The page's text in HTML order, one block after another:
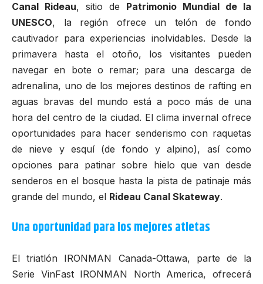
Canal Rideau, sitio de Patrimonio Mundial de la
UNESCO, la región ofrece un telón de fondo
cautivador para experiencias inolvidables. Desde la
primavera hasta el otoño, los visitantes pueden
navegar en bote o remar; para una descarga de
adrenalina, uno de los mejores destinos de rafting en
aguas bravas del mundo está a poco más de una
hora del centro de la ciudad. El clima invernal ofrece
oportunidades para hacer senderismo con raquetas
de nieve y esquí (de fondo y alpino), así como
opciones para patinar sobre hielo que van desde
senderos en el bosque hasta la pista de patinaje más
grande del mundo, el Rideau Canal Skateway.
Una oportunidad para los mejores atletas
El triatlón IRONMAN Canada-Ottawa, parte de la
Serie VinFast IRONMAN North America, ofrecerá